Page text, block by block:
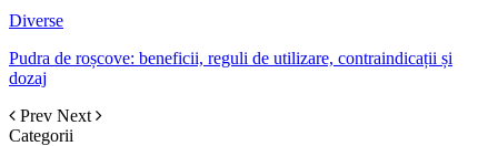
Diverse
Pudra de roșcove: beneficii, reguli de utilizare, contraindicații și
dozaj
Prev Next
Categorii